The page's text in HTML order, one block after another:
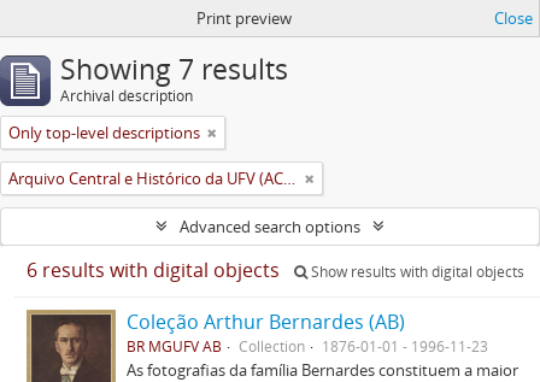
Print preview Close
Showing 7 results
Archival description
Only top-level descriptions
Arquivo Central e Histórico da UFV (ACH-UFV)
Advanced search options
6 results with digital objects Show results with digital objects
Coleção Arthur Bernardes (AB)
BR MGUFV AB Collection 1876-01-01 - 1996-11-23
As fotografias da família Bernardes constituem a maior